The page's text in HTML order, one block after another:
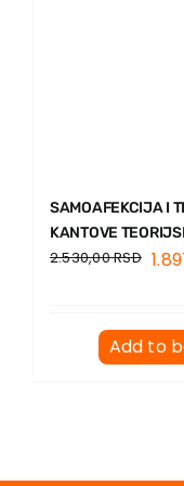
SAMOAFEKCIJA I
KANTOVE
2.530,00RSD
Add to